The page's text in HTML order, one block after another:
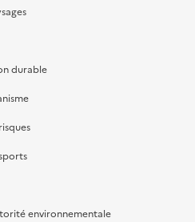
durable
environnementale